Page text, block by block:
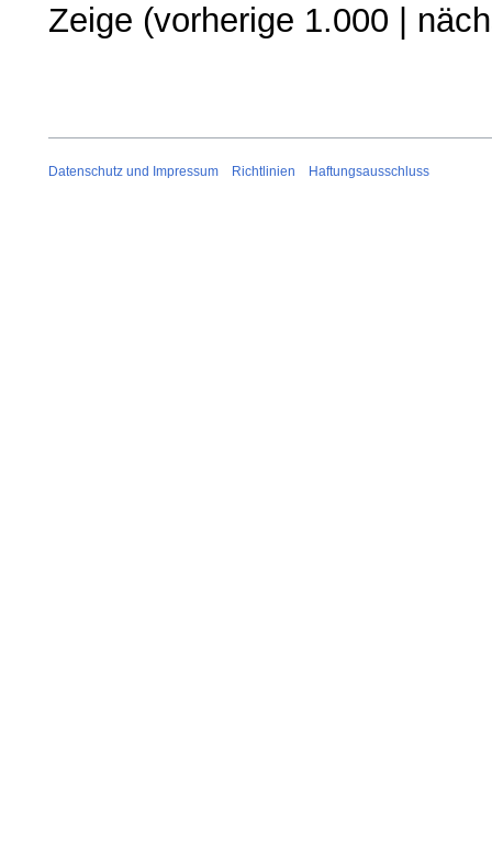
Zeige (vorherige 1.000
Datenschutz und Impressum Richtlinien Haftungsausschluss